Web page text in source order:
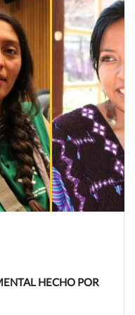
HECHO POR